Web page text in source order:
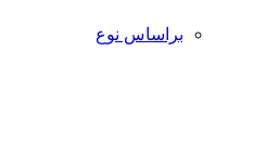
براساس نوع